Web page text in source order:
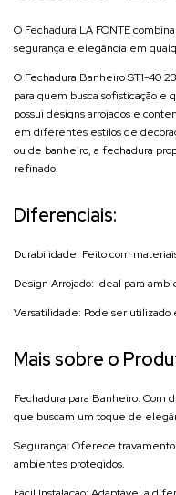
O Fechadura LA FONTE
segurança e elegância em
O Fechadura Banheiro ST1-40
para quem busca sofisticação e
possui designs arrojados e
em diferentes estilos de
ou de banheiro, a fechadura
refinado.
Diferenciais:
Durabilidade: Feito com
Design Arrojado: Ideal para
Versatilidade: Pode ser
Mais sobre o
Fechadura para Banheiro: Com
que buscam um toque de
Segurança: Oferece
ambientes protegidos.